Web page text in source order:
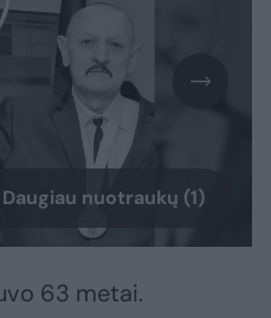
Daugiau nuotraukų (1)
63 metai.